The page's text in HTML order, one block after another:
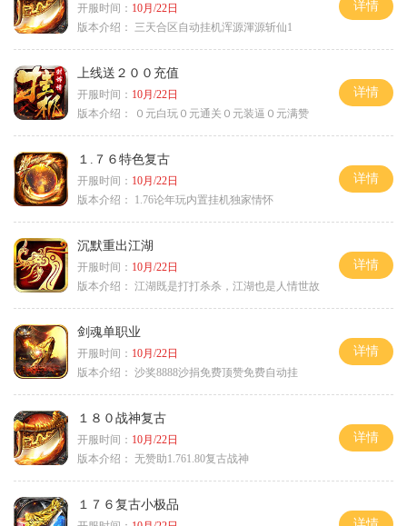
开服时间： 10月/22日
版本介绍：
三天合区自动挂机浑源渾源斩仙1
详情
上线送２００充值
开服时间： 10月/22日
版本介绍：
０元白玩０元通关０元装逼０元满赞
详情
１.７６特色复古
开服时间： 10月/22日
版本介绍：
1.76论年玩内置挂机独家情怀
详情
沉默重出江湖
开服时间： 10月/22日
版本介绍： 江湖既是打打杀杀，江湖也是人情世故
详情
剑魂单职业
开服时间： 10月/22日
版本介绍： 沙奖8888沙捐免费顶赞免费自动挂
详情
１８０战神复古
开服时间： 10月/22日
版本介绍： 无赞助1.761.80复古战神
详情
１７６复古小极品